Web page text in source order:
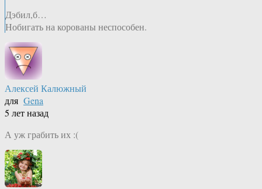
Дэбил,б…
Нобигать на корованы неспособен.
Алексей Калюжный
для Gena
5 лет назад
А уж грабить их :(